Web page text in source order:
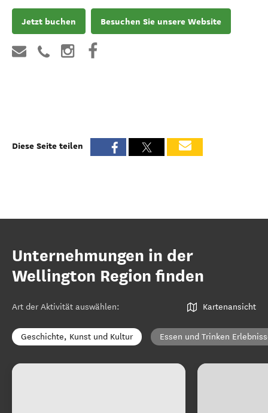
Jetzt buchen Besuchen Sie unsere Website
Diese Seite teilen
Unternehmungen in der
Wellington Region finden
Art der Aktivität auswählen: Kartenansicht
Geschichte, Kunst und Kultur Essen und Trinken